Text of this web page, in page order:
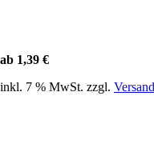
ab 1,39 €
inkl. 7 % MwSt. zzgl.